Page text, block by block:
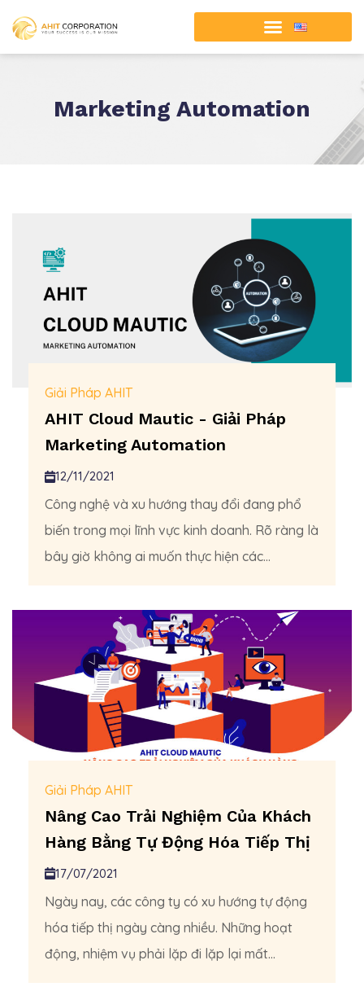
Marketing Automation
Giải Pháp AHIT
AHIT Cloud Mautic - Giải Pháp
Marketing Automation
12/11/2021
Công nghệ và xu hướng thay đổi đang phổ
biến trong mọi lĩnh vực kinh doanh. Rõ ràng là
bây giờ không ai muốn thực hiện các...
Giải Pháp AHIT
Nâng Cao Trải Nghiệm Của Khách
Hàng Bằng Tự Động Hóa Tiếp Thị
17/07/2021
Ngày nay, các công ty có xu hướng tự động
hóa tiếp thị ngày càng nhiều. Những hoạt
động, nhiệm vụ phải lặp đi lặp lại mất...